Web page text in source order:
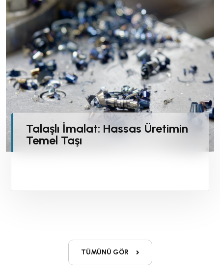
Talaşlı İmalat: Hassas Üretimin
Temel Taşı
TÜMÜNÜ GÖR